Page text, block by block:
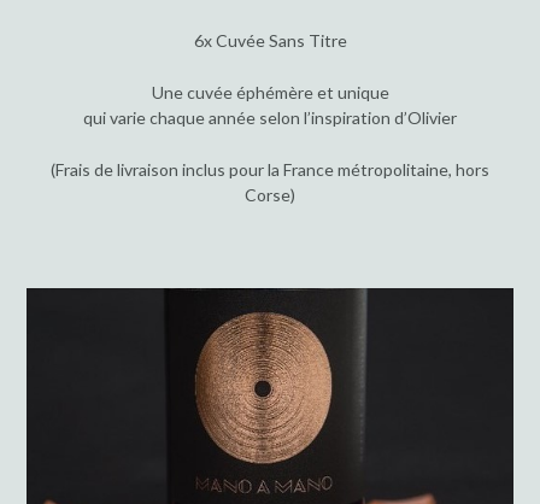
6x Cuvée Sans Titre
Une cuvée éphémère et unique
qui varie chaque année selon l’inspiration d’Olivier
(Frais de livraison inclus pour la France métropolitaine, hors
Corse)